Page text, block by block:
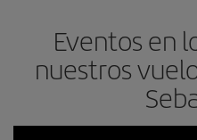
Eventos en
nuestros